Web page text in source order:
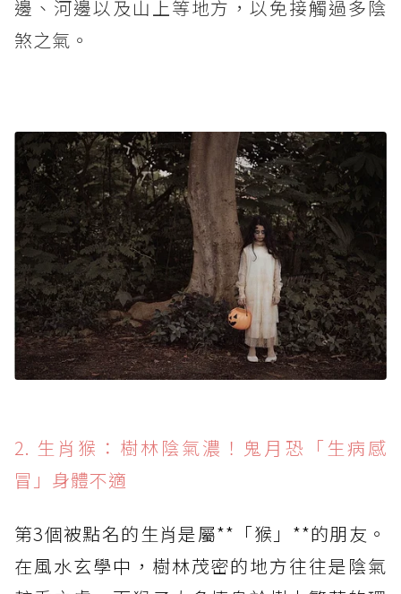
邊、河邊以及山上等地方，以免接觸過多陰
煞之氣。
2. 生肖猴：樹林陰氣濃！鬼月恐「生病感
冒」身體不適
第3個被點名的生肖是屬**「猴」**的朋友。
在風水玄學中，樹林茂密的地方往往是陰氣